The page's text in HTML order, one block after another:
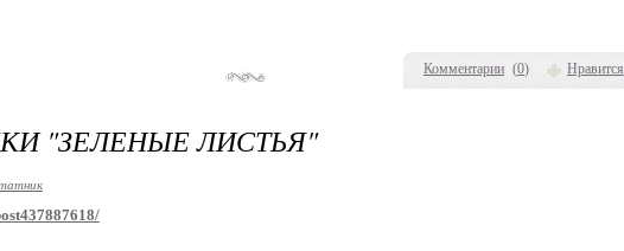
Комментарии (0) Нравится
"ЗЕЛЕНЫЕ ЛИСТЬЯ"